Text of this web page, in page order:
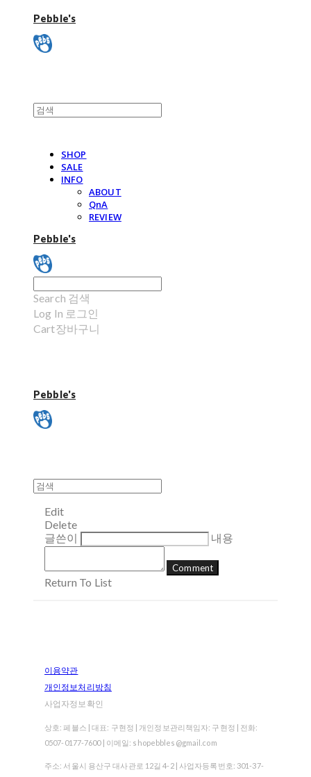
Pebble's
SHOP
SALE
INFO
ABOUT
QnA
REVIEW
Pebble's
Search 검색
Log In 로그인
Cart장바구니
Pebble's
Edit
Delete
글쓴이
내용
Comment
Return To List
이용약관
개인정보처리방침
사업자정보확인
상호: 페블스 | 대표: 구현정 | 개인정보관리책임자: 구현정 | 전화:
0507-0177-7600 | 이메일: shopebbles@gmail.com
주소: 서울시 용산구 대사관로 12길 4-2 | 사업자등록번호: 301-37-